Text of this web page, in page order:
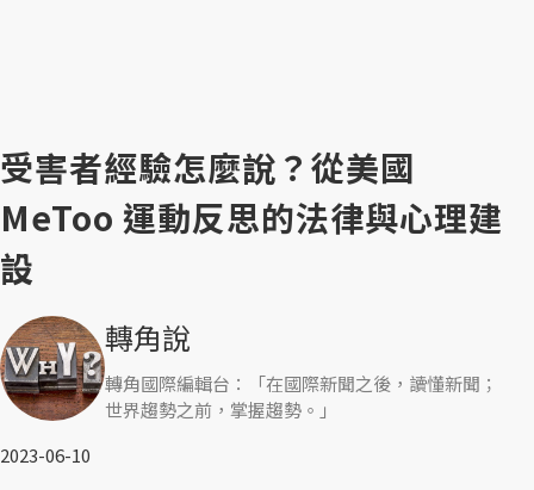
受害者經驗怎麼說？從美國
MeToo 運動反思的法律與心理建
設
轉角說
轉角國際編輯台：「在國際新聞之後，讀懂新聞；
世界趨勢之前，掌握趨勢。」
2023-06-10